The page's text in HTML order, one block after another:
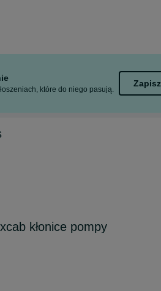
które do niego pasują.
Zapisz
kłonice pompy